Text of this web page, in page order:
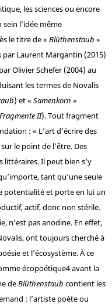
les sciences ou encore
l’idée même
le titre de « Blüthenstaub »
par Laurent Margantin (2015)
Olivier Schefer (2004) au
les termes de Novalis
) et « Samenkorn »
II). Tout fragment
: « L’art d’écrire des
le point de l’être. Des
littéraires. Il peut bien s’y
tant qu’une seule
potentialité et porte en lui un
actif, donc non stérile.
n’est pas anodine. En effet,
ont toujours cherché à
et l’écosystème. À ce
écopoétique4avant la
deBlüthenstaub contient les
: l’artiste poète ou